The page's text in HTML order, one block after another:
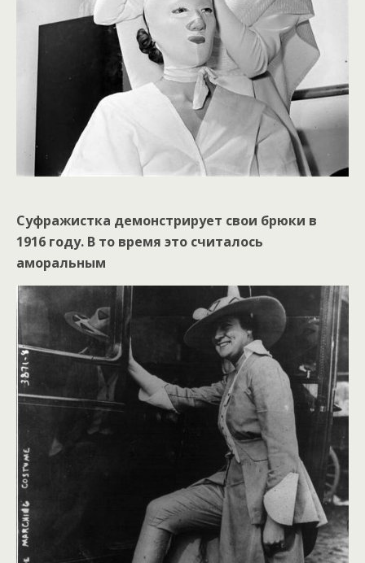
Суфражистка демонстрирует свои брюки в
1916 году. В то время это считалось
аморальным